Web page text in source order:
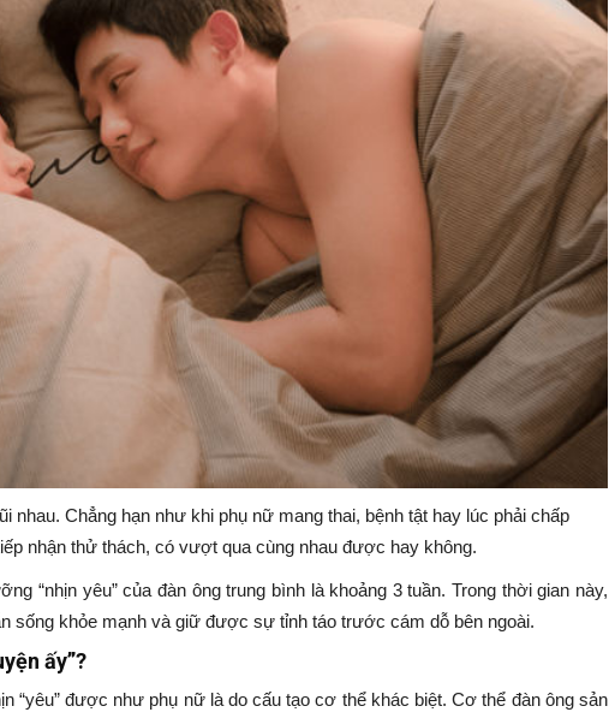
nhau. Chẳng hạn như khi phụ nữ mang thai, bệnh tật hay lúc phải chấp
nhận thử thách, có vượt qua cùng nhau được hay không.
“nhịn yêu” của đàn ông trung bình là khoảng 3 tuần. Trong thời gian này,
sống khỏe mạnh và giữ được sự tỉnh táo trước cám dỗ bên ngoài.
ấy”?
“yêu” được như phụ nữ là do cấu tạo cơ thể khác biệt. Cơ thể đàn ông sản